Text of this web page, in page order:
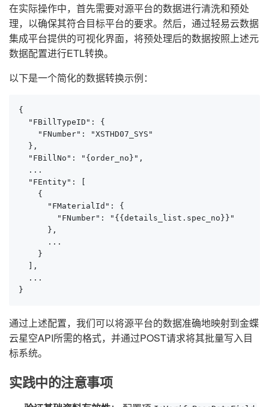
在实际操作中，首先需要对源平台的数据进行清洗和预处
理，以确保其符合目标平台的要求。然后，通过轻易云数据
集成平台提供的可视化界面，将预处理后的数据按照上述元
数据配置进行ETL转换。
以下是一个简化的数据转换示例：
{
  "FBillTypeID": {
    "FNumber": "XSTHD07_SYS"
  },
  "FBillNo": "{order_no}",
  ...
  "FEntity": [
    {
      "FMaterialId": {
        "FNumber": "{{details_list.spec_no}}"
      },
      ...
    }
  ],
  ...
}
通过上述配置，我们可以将源平台的数据准确地映射到金蝶
云星空API所需的格式，并通过POST请求将其批量写入目
标系统。
实践中的注意事项